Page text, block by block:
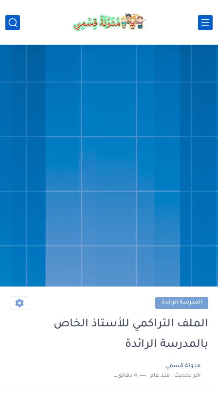
المدرسة الرائدة
الملف التراكمي للأستاذ الخاص
بالمدرسة الرائدة
مدونة قسمي
اخر تحديث :منذ عام 4 دقائق للقراءة